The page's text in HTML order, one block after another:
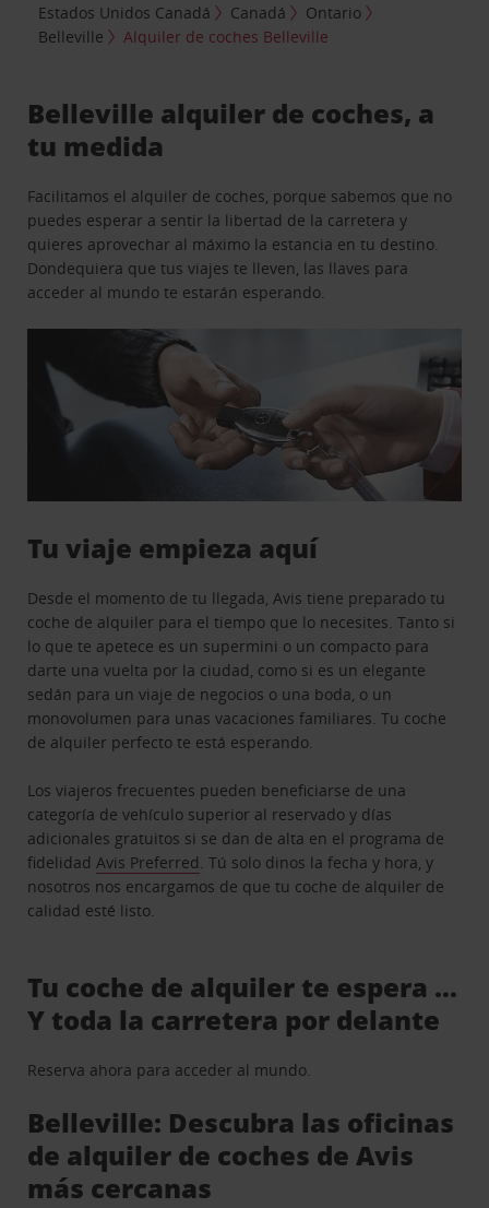
Estados Unidos Canadá
Canadá
Ontario
Belleville
Alquiler de coches Belleville
Belleville alquiler de coches, a
tu medida
Facilitamos el alquiler de coches, porque sabemos que no
puedes esperar a sentir la libertad de la carretera y
quieres aprovechar al máximo la estancia en tu destino.
Dondequiera que tus viajes te lleven, las llaves para
acceder al mundo te estarán esperando.
Tu viaje empieza aquí
Desde el momento de tu llegada, Avis tiene preparado tu
coche de alquiler para el tiempo que lo necesites. Tanto si
lo que te apetece es un supermini o un compacto para
darte una vuelta por la ciudad, como si es un elegante
sedán para un viaje de negocios o una boda, o un
monovolumen para unas vacaciones familiares. Tu coche
de alquiler perfecto te está esperando.
Los viajeros frecuentes pueden beneficiarse de una
categoría de vehículo superior al reservado y días
adicionales gratuitos si se dan de alta en el programa de
fidelidadAvis Preferred. Tú solo dinos la fecha y hora, y
nosotros nos encargamos de que tu coche de alquiler de
calidad esté listo.
Tu coche de alquiler te espera …
Y toda la carretera por delante
Reserva ahora para acceder al mundo.
Belleville: Descubra las oficinas
de alquiler de coches de Avis
más cercanas